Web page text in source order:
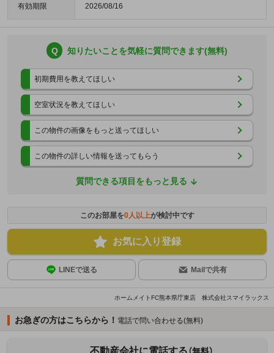
有効期限 2026/08/16
Q 知りたいことを気軽に質問できます(無料)
初期費用を教えてほしい
空室状況を教えてほしい
この物件の画像をもっと送ってほしい
この物件の詳しい情報を送ってもらう
質問できる項目をもっと見る
このお部屋を0人以上が検討中です
お気に入り登録
LINEで送る Mailで共有
ホームメイトFC熊本県庁東店 株式会社スマイラックス
お急ぎの方はこちらから！ 電話で問い合わせる(無料)
不動産会社に電話する（無料）